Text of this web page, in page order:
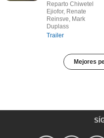
Reparto Chiwetel
Ejiofor, Renate
Reinsve, Mark
Duplass
Trailer
Mejores